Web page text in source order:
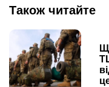
Також читайте